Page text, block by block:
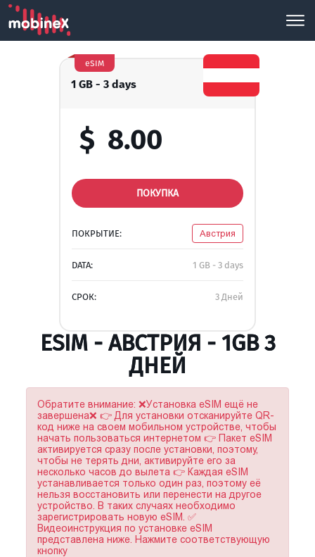
1 GB - 3 days
eSIM
$ 8.00
ПОКУПКА
ПОКРЫТИЕ: Австрия
DATA: 1 GB - 3 days
СРОК: 3 Дней
ESIM - АВСТРИЯ - 1GB 3
ДНЕЙ
Обратите внимание: ❌Установка eSIM ещё не
завершена❌ 👉 Для установки отсканируйте QR-
код ниже на своем мобильном устройстве, чтобы
начать пользоваться интернетом 👉 Пакет eSIM
активируется сразу после установки, поэтому,
чтобы не терять дни, активируйте его за
несколько часов до вылета 👉 Каждая eSIM
устанавливается только один раз, поэтому её
нельзя восстановить или перенести на другое
устройство. В таких случаях необходимо
зарегистрировать новую eSIM. ✅
Видеоинструкция по установке eSIM
представлена ниже. Нажмите соответствующую
кнопку